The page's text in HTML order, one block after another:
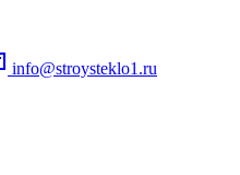
info@stroysteklo1.ru